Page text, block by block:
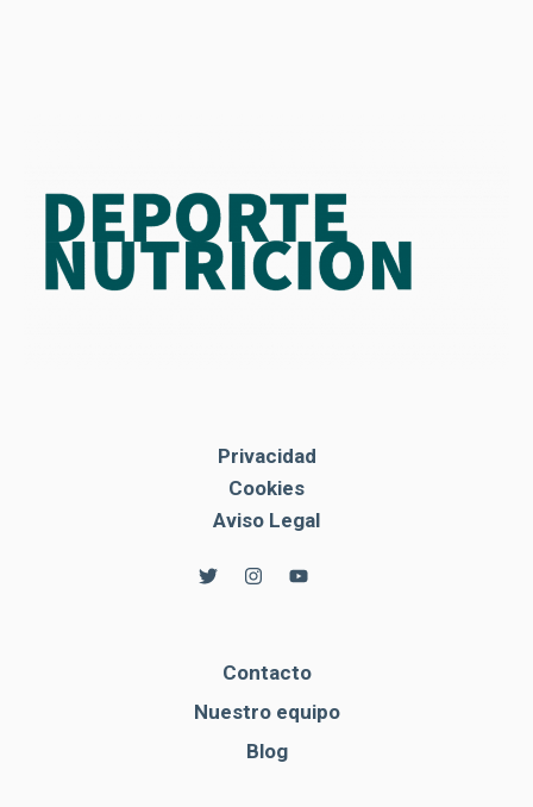
Privacidad
Cookies
Aviso Legal
Contacto
Nuestro equipo
Blog